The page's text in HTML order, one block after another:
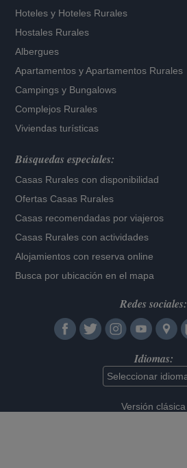
Hoteles y Hoteles Rurales
Hostales Rurales
Albergues
Apartamentos yApartamentos Rurales
Campings y Bungalows
Complejos Rurales
Viviendas turísticas
Búsquedas especiales:
Casas Rurales con disponibilidad
Ofertas Casas Rurales
Casas recomendadas por viajeros
Casas Rurales con actividades
Alojamientos con reserva online
Busca por ubicación en el mapa
Redes sociales:
Idiomas:
Versión clásica